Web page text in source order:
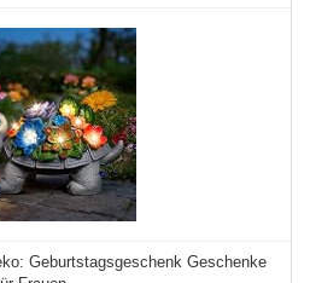
Geburtstagsgeschenk Geschenke